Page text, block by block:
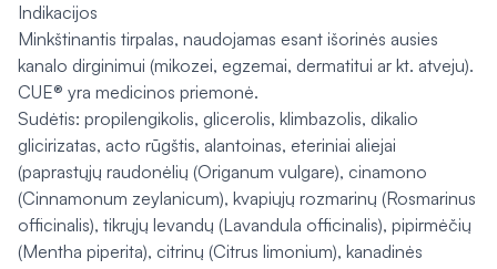
Indikacijos
Minkštinantis tirpalas, naudojamas esant išorinės ausies
kanalo dirginimui (mikozei, egzemai, dermatitui ar kt. atveju).
CUE® yra medicinos priemonė.
Sudėtis: propilengikolis, glicerolis, klimbazolis, dikalio
glicirizatas, acto rūgštis, alantoinas, eteriniai aliejai
(paprastųjų raudonėlių (Origanum vulgare), cinamono
(Cinnamonum zeylanicum), kvapiųjų rozmarinų (Rosmarinus
officinalis), tikrųjų levandų (Lavandula officinalis), pipirmėčių
(Mentha piperita), citrinų (Citrus limonium), kanadinės